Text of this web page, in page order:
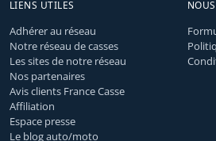
LIENS UTILES
Adhérer au réseau
Notre réseau de casses
Les sites de notre réseau
Nos partenaires
Avis clients France Casse
Affiliation
Espace presse
Le blog auto/moto